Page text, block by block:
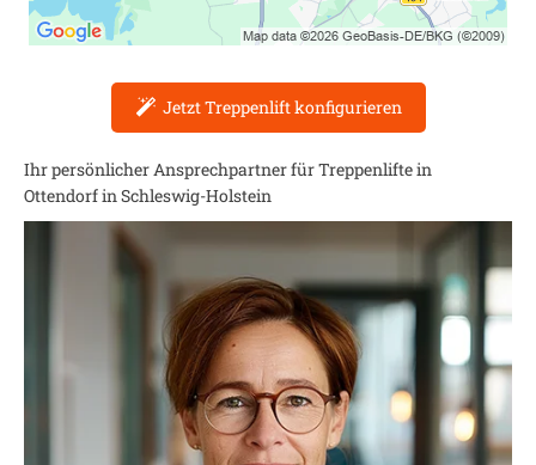
Jetzt Treppenlift konfigurieren
Ihr persönlicher Ansprechpartner für Treppenlifte in
Ottendorf in Schleswig-Holstein